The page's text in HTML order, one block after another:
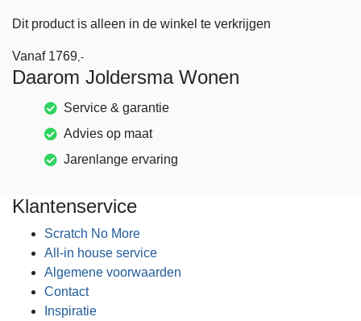
Dit product is alleen in de winkel te verkrijgen
Vanaf 1769,-
Daarom Joldersma Wonen
Service & garantie
Advies op maat
Jarenlange ervaring
Klantenservice
Scratch No More
All-in house service
Algemene voorwaarden
Contact
Inspiratie